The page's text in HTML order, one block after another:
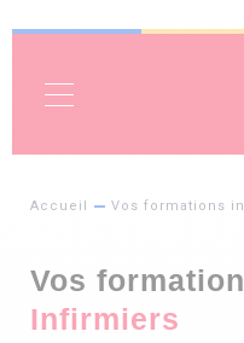
Accueil Vos formations
Vos
Infirmiers
Format
Région